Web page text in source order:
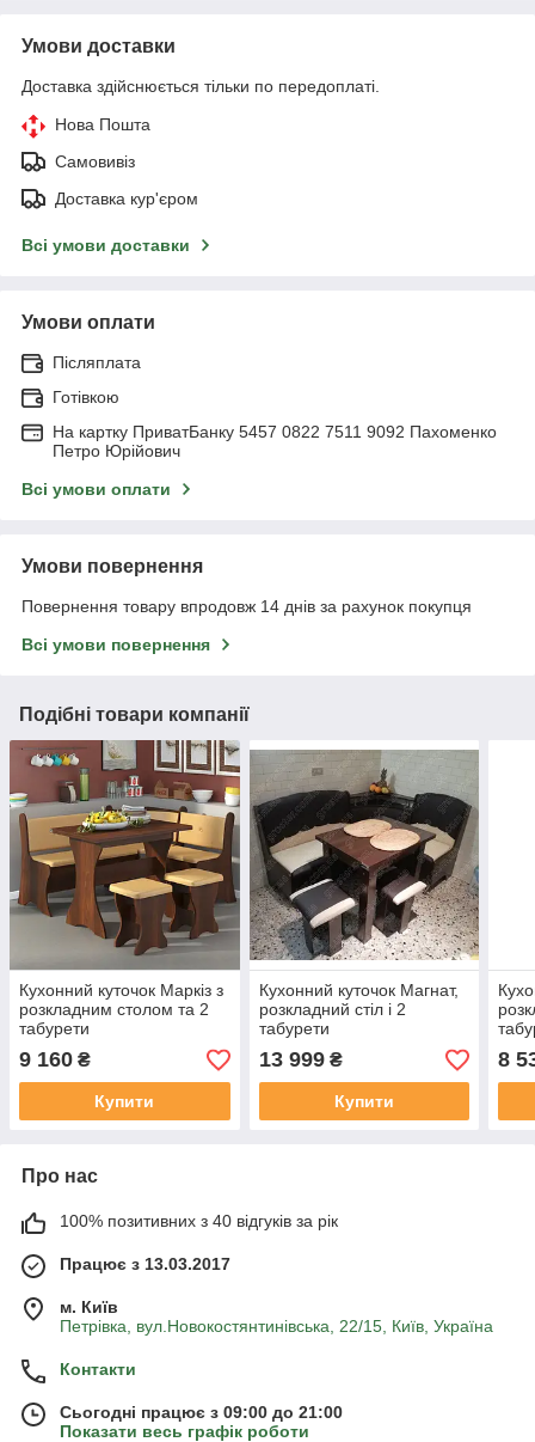
Умови доставки
Доставка здійснюється тільки по передоплаті.
Нова Пошта
Самовивіз
Доставка кур'єром
Всі умови доставки
Умови оплати
Післяплата
Готівкою
На картку ПриватБанку 5457 0822 7511 9092 Пахоменко
Петро Юрійович
Всі умови оплати
Умови повернення
Повернення товару впродовж 14 днів за рахунок покупця
Всі умови повернення
Подібні товари компанії
Кухонний куточок Маркіз з
розкладним столом та 2
табурети
9 160 ₴
Купити
Кухонний куточок Магнат,
розкладний стіл і 2
табурети
13 999₴
Купити
8
Про нас
100% позитивних з 40 відгуків за рік
Працює з 13.03.2017
м. Київ
Петрівка, вул.Новокостянтинівська, 22/15, Київ, Україна
Контакти
Сьогодні працює з 09:00 до 21:00
Показати весь графік роботи